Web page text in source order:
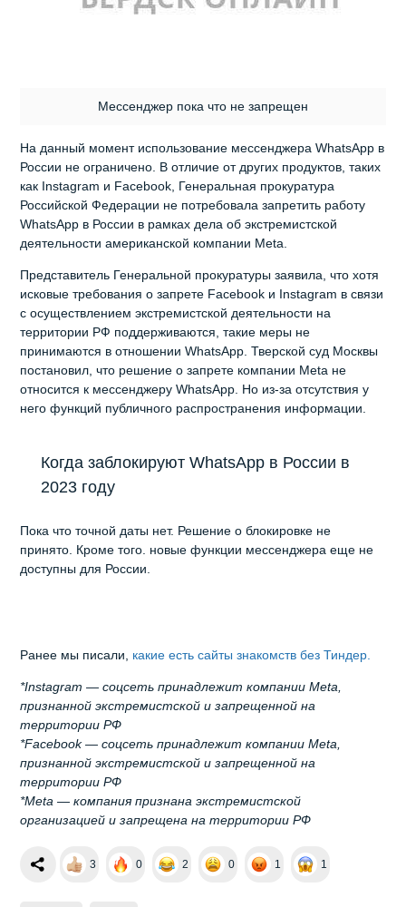
Мессенджер пока что не запрещен
На данный момент использование мессенджера WhatsApp в
России не ограничено. В отличие от других продуктов, таких
как Instagram и Facebook, Генеральная прокуратура
Российской Федерации не потребовала запретить работу
WhatsApp в России в рамках дела об экстремистской
деятельности американской компании Meta.
Представитель Генеральной прокуратуры заявила, что хотя
исковые требования о запрете Facebook и Instagram в связи
с осуществлением экстремистской деятельности на
территории РФ поддерживаются, такие меры не
принимаются в отношении WhatsApp. Тверской суд Москвы
постановил, что решение о запрете компании Meta не
относится к мессенджеру WhatsApp. Но из-за отсутствия у
него функций публичного распространения информации.
Когда заблокируют WhatsApp в России в
2023 году
Пока что точной даты нет. Решение о блокировке не
принято. Кроме того. новые функции мессенджера еще не
доступны для России.
Ранее мы писали, какие есть сайты знакомств без Тиндер.
*Instagram — соцсеть принадлежит компании Meta,
признанной экстремистской и запрещенной на
территории РФ
*Facebook — соцсеть принадлежит компании Meta,
признанной экстремистской и запрещенной на
территории РФ
*Meta — компания признана экстремистской
организацией и запрещена на территории РФ
3 0 2 0 1 1